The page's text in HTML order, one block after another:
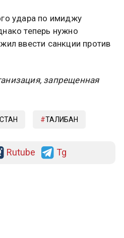
удара по имиджу
теперь нужно
ввести санкции против
запрещенная
ТАЛИБАН
Rutube Tg